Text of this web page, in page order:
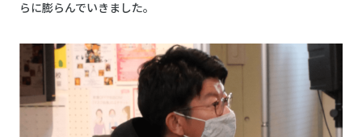
らに膨らんでいきました。